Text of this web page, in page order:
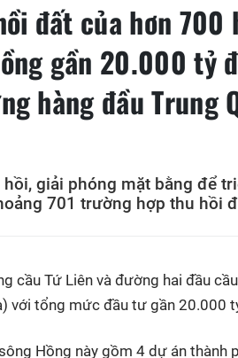
đất của hơn
gần 20.000 tỷ
hàng đầu Trung
giải phóng mặt bằng để
701 trường hợp thu hồi
cầu Tứ Liên và đường hai đầu
với tổng mức đầu tư gần 20.000
Hồng này gồm 4 dự án